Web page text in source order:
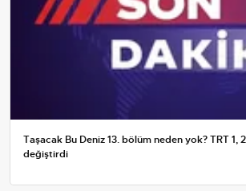
Taşacak Bu Deniz 13. bölüm neden yok? TRT 1, 2
değiştirdi